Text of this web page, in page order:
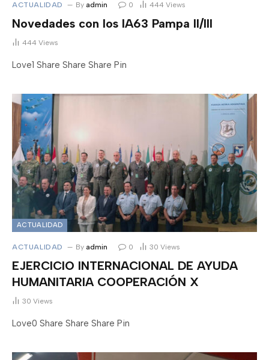
ACTUALIDAD By admin 0 444 Views
Novedades con los IA63 Pampa II/III
444 Views
Love1 Share Share Share Pin
ACTUALIDAD
ACTUALIDAD By admin 0 30 Views
EJERCICIO INTERNACIONAL DE AYUDA
HUMANITARIA COOPERACIÓN X
30 Views
Love0 Share Share Share Pin